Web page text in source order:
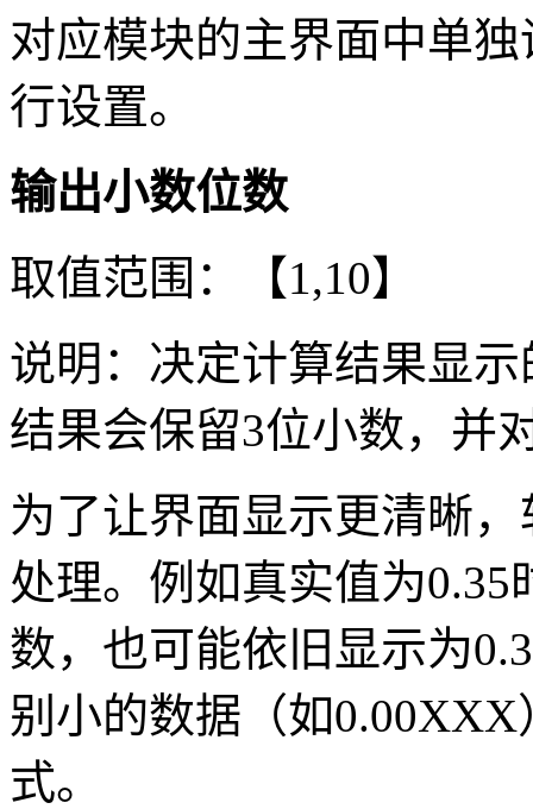
对应模块的主界面中单
行设置。
输出小数位数
取值范围：【1,10】
说明：决定计算结果显
结果会保留3位小数，并
为了让界面显示更清晰
处理。例如真实值为
数，也可能依旧显示为
别小的数据（如
式。